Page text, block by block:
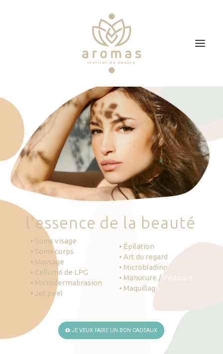
Soins
Je veux faire un bon cadeau
Plan d’accès
Prendre RDV
'essence de la beauté
• Soins visage
• Soins corps
• Massage
• Cellum6 de LPG
• Microdermabrasion
• Jet peel
• Épilation
• Art du regard
• Microblading
• Manucure / Pédicure
• Maquillage
JE VEUX FAIRE UN BON CADEAUX